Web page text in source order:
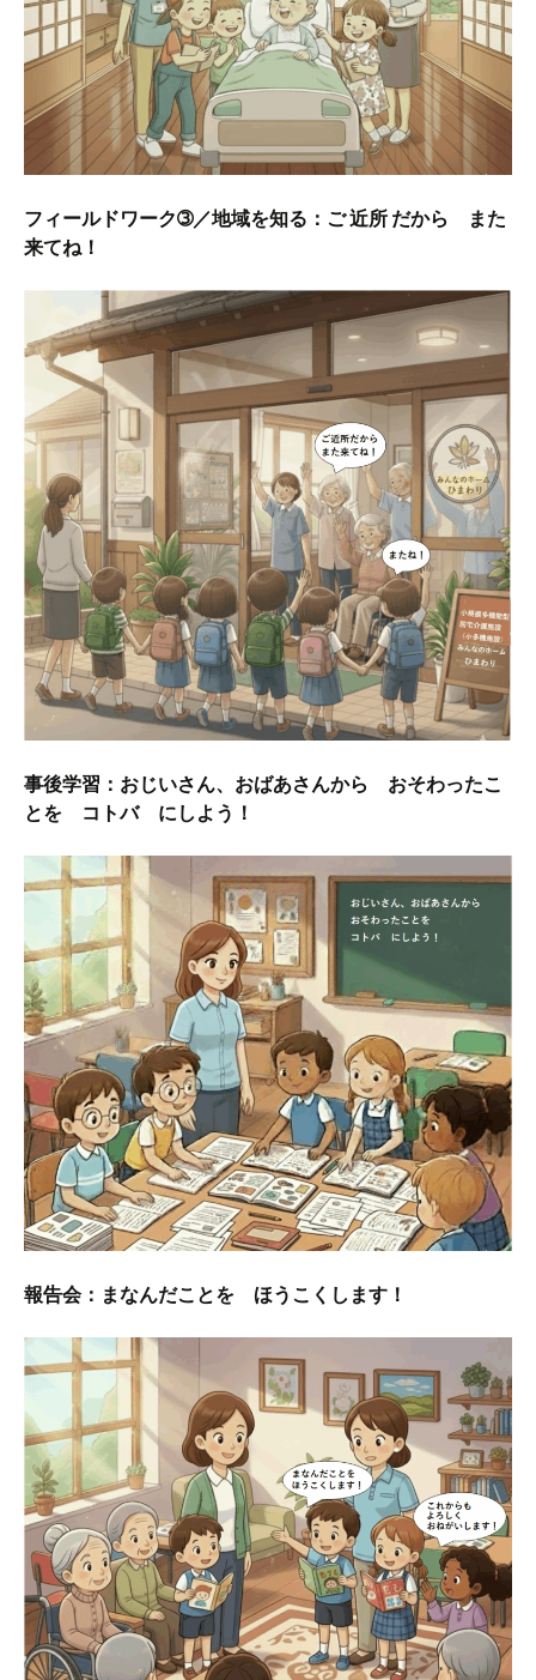
フィールドワーク➂／地域を知る：ご 近所 だから また
来てね！
事後学習： おじいさん、おばあさんから おそわったこ
とを コトバ にしよう！
報告会：まなんだことを ほうこくします！